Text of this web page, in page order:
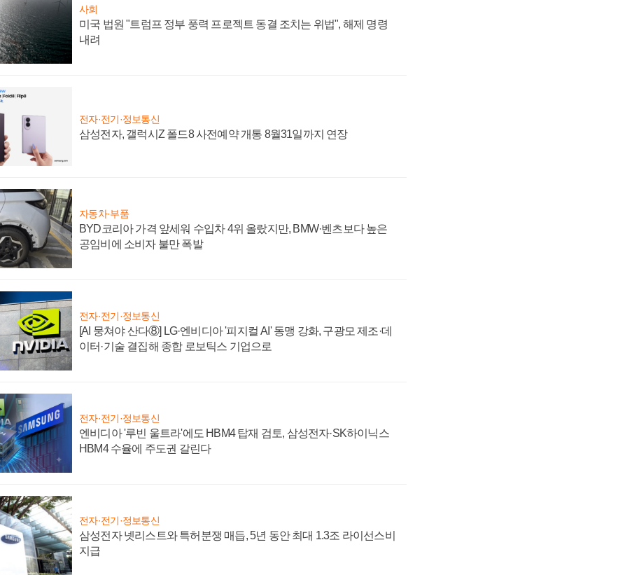
사회
미국 법원 "트럼프 정부 풍력 프로젝트 동결 조치는 위법", 해제 명령
내려
전자·전기·정보통신
삼성전자, 갤럭시Z 폴드8 사전예약 개통 8월31일까지 연장
자동차·부품
BYD코리아 가격 앞세워 수입차 4위 올랐지만, BMW·벤츠보다 높은
공임비에 소비자 불만 폭발
전자·전기·정보통신
[AI 뭉쳐야 산다⑧] LG·엔비디아 '피지컬 AI' 동맹 강화, 구광모 제조·데
이터·기술 결집해 종합 로보틱스 기업으로
전자·전기·정보통신
엔비디아 '루빈 울트라'에도 HBM4 탑재 검토, 삼성전자·SK하이닉스
HBM4 수율에 주도권 갈린다
전자·전기·정보통신
삼성전자 넷리스트와 특허분쟁 매듭, 5년 동안 최대 1.3조 라이선스비
지급